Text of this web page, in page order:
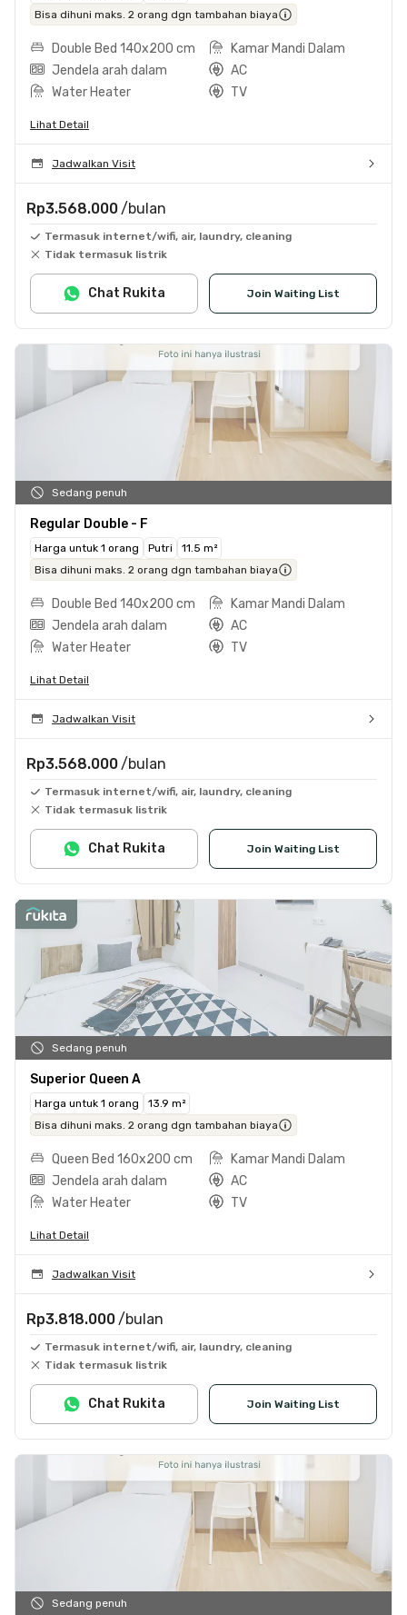
Bisa dihuni maks. 2 orang dgn tambahan biaya
Double Bed 140x200 cm
Kamar Mandi Dalam
Jendela arah dalam
AC
Water Heater
TV
Lihat Detail
Jadwalkan Visit
Rp3.568.000 /bulan
Termasuk internet/wifi, air, laundry, cleaning
Tidak termasuk listrik
Join Waiting List
Chat Rukita
Sedang penuh
Regular Double - F
Harga untuk 1 orang Putri
11.5 m²
Bisa dihuni maks. 2 orang dgn tambahan biaya
Double Bed 140x200 cm
Kamar Mandi Dalam
Jendela arah dalam
AC
Water Heater
TV
Lihat Detail
Jadwalkan Visit
Rp3.568.000 /bulan
Termasuk internet/wifi, air, laundry, cleaning
Tidak termasuk listrik
Join Waiting List
Chat Rukita
Sedang penuh
Superior Queen A
Harga untuk 1 orang
13.9 m²
Bisa dihuni maks. 2 orang dgn tambahan biaya
Queen Bed 160x200 cm
Kamar Mandi Dalam
Jendela arah dalam
AC
Water Heater
TV
Lihat Detail
Jadwalkan Visit
Rp3.818.000 /bulan
Termasuk internet/wifi, air, laundry, cleaning
Tidak termasuk listrik
Join Waiting List
Chat Rukita
Sedang penuh